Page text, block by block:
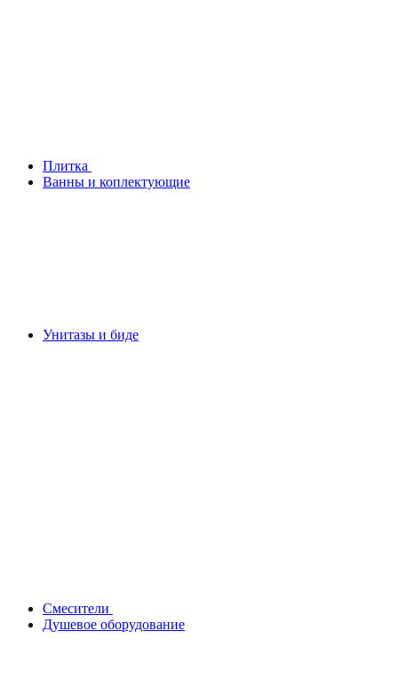
Плитка
Ванны и коплектующие
Унитазы и биде
Смесители
Душевое оборудование